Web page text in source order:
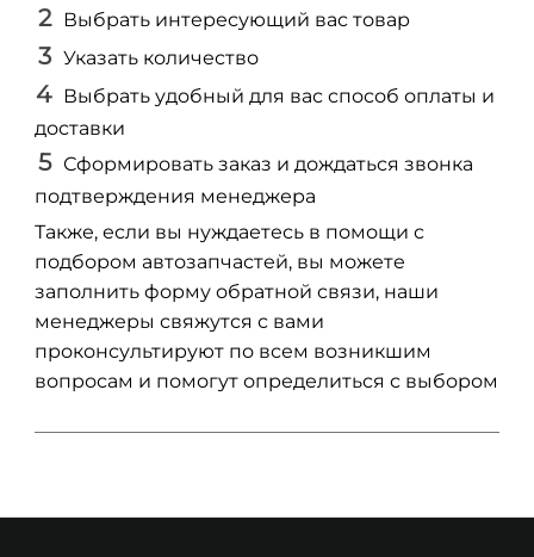
Выбрать интересующий вас товар
Указать количество
Выбрать удобный для вас способ оплаты и
доставки
Сформировать заказ и дождаться звонка
подтверждения менеджера
Также, если вы нуждаетесь в помощи с
подбором автозапчастей, вы можете
заполнить форму обратной связи, наши
менеджеры свяжутся с вами
проконсультируют по всем возникшим
вопросам и помогут определиться с выбором